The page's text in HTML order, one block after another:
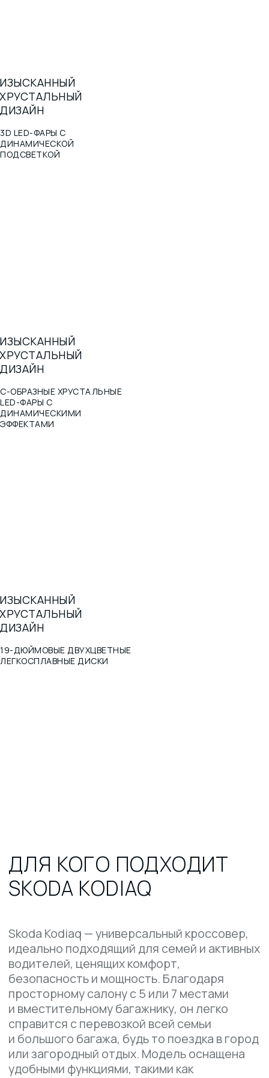
ИЗЫСКАННЫЙ
ХРУСТАЛЬНЫЙ
ДИЗАЙН
3D LED-ФАРЫ С
ДИНАМИЧЕСКОЙ
ПОДСВЕТКОЙ
ИЗЫСКАННЫЙ
ХРУСТАЛЬНЫЙ
ДИЗАЙН
С-ОБРАЗНЫЕ ХРУСТАЛЬНЫЕ
LED-ФАРЫ С
ДИНАМИЧЕСКИМИ
ЭФФЕКТАМИ
ИЗЫСКАННЫЙ
ХРУСТАЛЬНЫЙ
ДИЗАЙН
19-ДЮЙМОВЫЕ ДВУХЦВЕТНЫЕ
ЛЕГКОСПЛАВНЫЕ ДИСКИ